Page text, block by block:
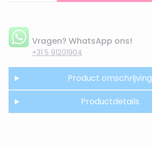
Vragen? WhatsApp ons!
+31 5 91201904
Product omschrijving
Productdetails